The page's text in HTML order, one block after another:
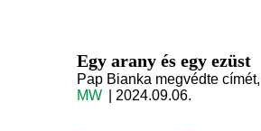
Egy arany és egy ezüst
Pap Bianka megvédte
MW
| 2024.09.06.